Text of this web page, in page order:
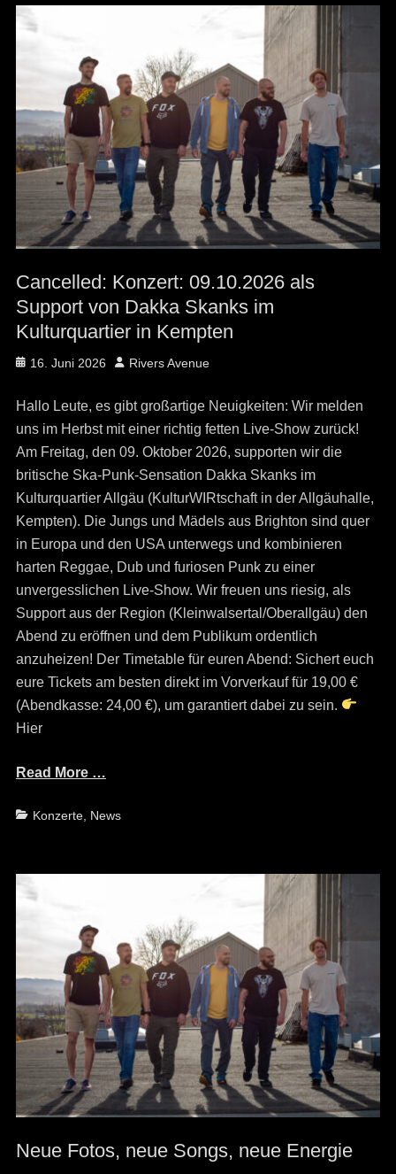
Cancelled: Konzert: 09.10.2026 als
Support von Dakka Skanks im
Kulturquartier in Kempten
Posted
16. Juni 2026 Author
Rivers Avenue
Hallo Leute, es gibt großartige Neuigkeiten: Wir melden
uns im Herbst mit einer richtig fetten Live-Show zurück!
Am Freitag, den 09. Oktober 2026, supporten wir die
britische Ska-Punk-Sensation Dakka Skanks im
Kulturquartier Allgäu (KulturWIRtschaft in der Allgäuhalle,
Kempten). Die Jungs und Mädels aus Brighton sind quer
in Europa und den USA unterwegs und kombinieren
harten Reggae, Dub und furiosen Punk zu einer
unvergesslichen Live-Show. Wir freuen uns riesig, als
Support aus der Region (Kleinwalsertal/Oberallgäu) den
Abend zu eröffnen und dem Publikum ordentlich
anzuheizen! Der Timetable für euren Abend: Sichert euch
eure Tickets am besten direkt im Vorverkauf für 19,00 €
(Abendkasse: 24,00 €), um garantiert dabei zu sein.
Hier
Read More …
Categories
Konzerte, News
Neue Fotos, neue Songs, neue Energie